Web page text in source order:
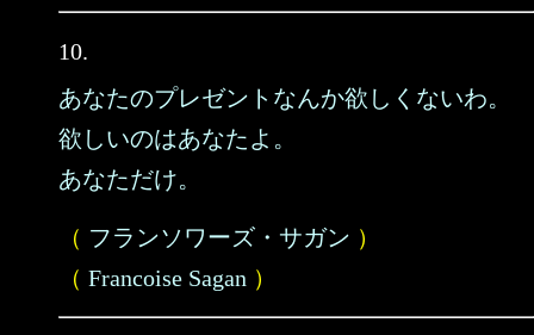
10.
あなたのプレゼントなんか欲しくないわ。
欲しいのはあなたよ。
あなただけ。
（ フランソワーズ・サガン ）
（ Francoise Sagan ）